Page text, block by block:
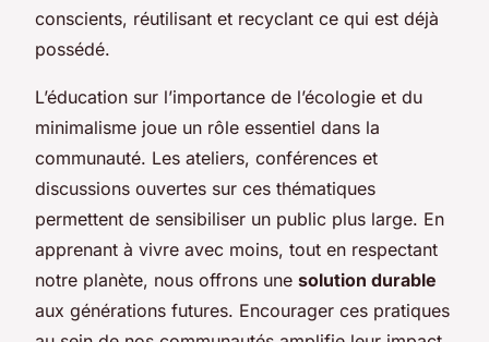
conscients, réutilisant et recyclant ce qui est déjà
possédé.
L’éducation sur l’importance de l’écologie et du
minimalisme joue un rôle essentiel dans la
communauté. Les ateliers, conférences et
discussions ouvertes sur ces thématiques
permettent de sensibiliser un public plus large. En
apprenant à vivre avec moins, tout en respectant
notre planète, nous offrons une solution durable
aux générations futures. Encourager ces pratiques